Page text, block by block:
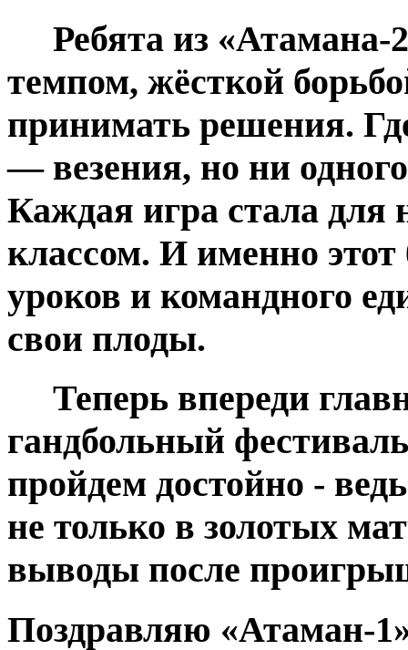
Ребята из «Атамана-
темпом, жёсткой
принимать решения.
— везения, но ни
Каждая игра стала для
классом. И именно
уроков и командного
свои плоды.
Теперь впереди
гандбольный
пройдем достойно -
не только в золотых
выводы после
Поздравляю «Атаман-